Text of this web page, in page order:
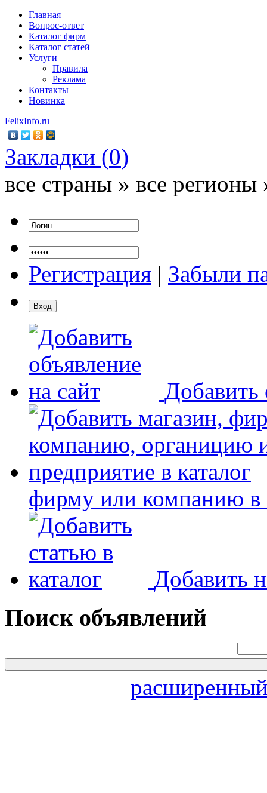
Главная
Вопрос-ответ
Каталог фирм
Каталог статей
Услуги
Правила
Реклама
Контакты
Новинка
FelixInfo.ru
Закладки (0)
все страны » все регионы
Регистрация | Забыли
Добавить
фирму или компанию в
Добавить
Поиск объявлений